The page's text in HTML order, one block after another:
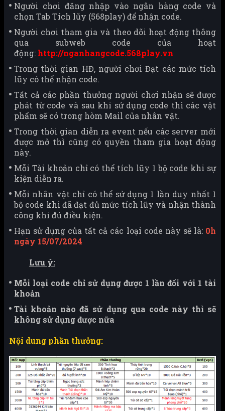
Người chơi đăng nhập vào ngân hàng code và
chọn Tab Tích lũy (568play) để nhận code.
Người chơi tham gia và theo dõi hoạt động thông
qua subweb code của hoạt
động: http://nganhangcode.568play.vn
Trong thời gian HĐ, người chơi Đạt các mức tích
lũy có thể nhận code.
Tất cả các phần thưởng người chơi nhận sẽ được
phát từ code và sau khi sử dụng code thì các vật
phẩm sẽ có trong hòm Mail của nhân vật.
Trong thời gian diễn ra event nếu các server mới
được mở thì cũng có quyền tham gia hoạt động
này.
Mỗi Tài khoản chỉ có thể tích lũy 1 bộ code khi sự
kiện diễn ra.
Mỗi nhân vật chỉ có thể sử dụng 1 lần duy nhất 1
bộ code khi đã đạt đủ mức tích lũy và nhận thành
công khi đủ điều kiện.
Hạn sử dụng của tất cả các loại code này sẽ là: 0h
ngày 15/07/2024
Lưu ý:
Mỗi loại code chỉ sử dụng được 1 lần đối với 1 tài
khoản
Tài khoản nào đã sử dụng qua code này thì sẽ
không sử dụng được nữa
Nội dung phần thưởng: